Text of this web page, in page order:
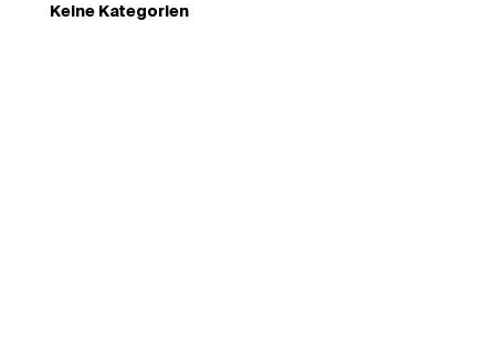
Keine Kategorien